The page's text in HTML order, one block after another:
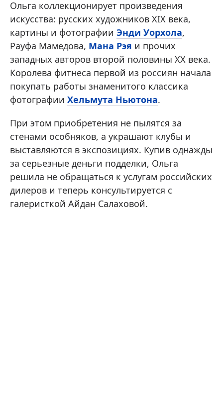
Ольга коллекционирует произведения
искусства: русских художников XIX века,
картины и фотографии Энди Уорхола,
Рауфа Мамедова, Мана Рэя и прочих
западных авторов второй половины XX века.
Королева фитнеса первой из россиян начала
покупать работы знаменитого классика
фотографии Хельмута Ньютона.
При этом приобретения не пылятся за
стенами особняков, а украшают клубы и
выставляются в экспозициях. Купив однажды
за серьезные деньги подделки, Ольга
решила не обращаться к услугам российских
дилеров и теперь консультируется с
галеристкой Айдан Салаховой.